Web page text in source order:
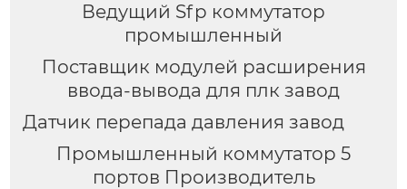
Ведущий Sfp коммутатор
промышленный
Поставщик модулей расширения
ввода-вывода для плк завод
Датчик перепада давления завод
Промышленный коммутатор 5
портов Производитель